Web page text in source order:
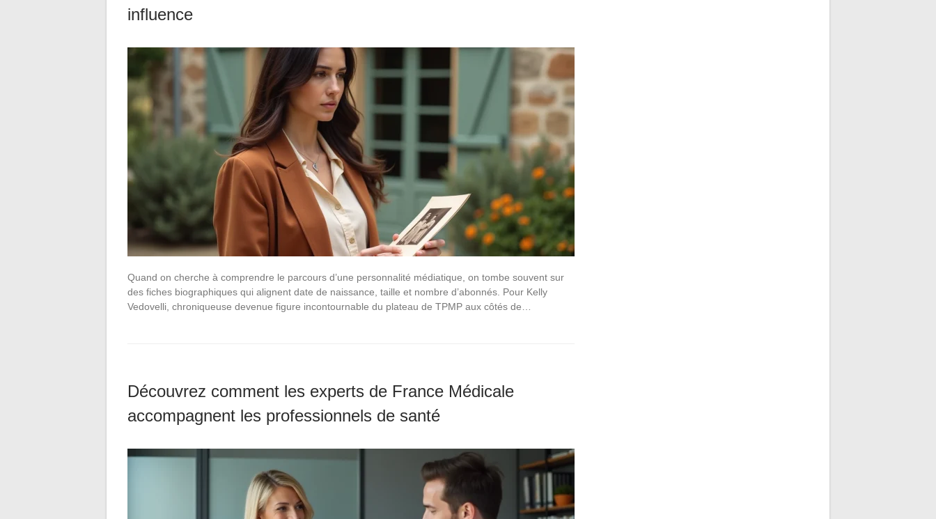
influence
Quand on cherche à comprendre le parcours d’une personnalité médiatique, on tombe souvent sur
des fiches biographiques qui alignent date de naissance, taille et nombre d’abonnés. Pour Kelly
Vedovelli, chroniqueuse devenue figure incontournable du plateau de TPMP aux côtés de…
Découvrez comment les experts de France Médicale
accompagnent les professionnels de santé